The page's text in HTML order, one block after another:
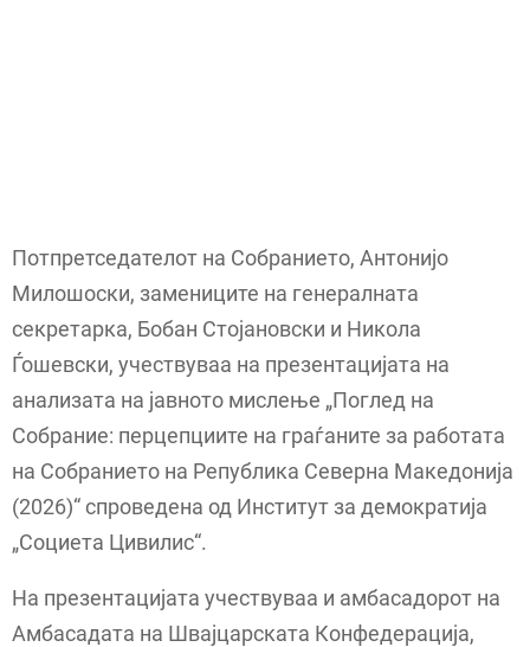
Потпретседателот на Собранието, Антонијо
Милошоски, замениците на генералната
секретарка, Бобан Стојановски и Никола
Ѓошевски, учествуваа на презентацијата на
анализата на јавното мислење „Поглед на
Собрание: перцепциите на граѓаните за работата
на Собранието на Република Северна Македонија
(2026)“ спроведена од Институт за демократија
„Социета Цивилис“.
На презентацијата учествуваа и амбасадорот на
Амбасадата на Швајцарската Конфедерација,